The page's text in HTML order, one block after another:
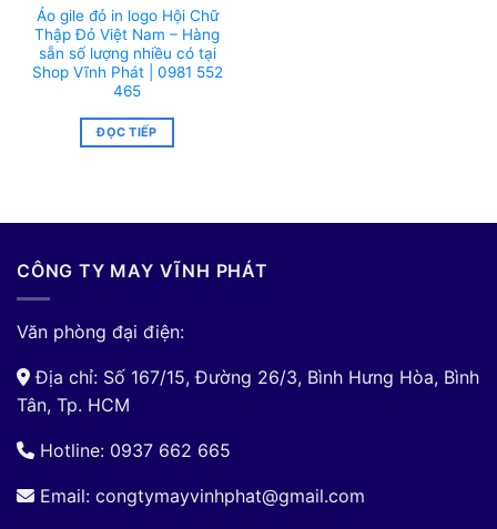
Áo gile đỏ in logo Hội Chữ
Thập Đỏ Việt Nam – Hàng
sẵn số lượng nhiều có tại
Shop Vĩnh Phát | 0981 552
465
ĐỌC TIẾP
CÔNG TY MAY VĨNH PHÁT
Văn phòng đại điện:
Địa chỉ: Số 167/15, Đường 26/3, Bình Hưng Hòa, Bình
Tân, Tp. HCM
Hotline: 0937 662 665
Email: congtymayvinhphat@gmail.com